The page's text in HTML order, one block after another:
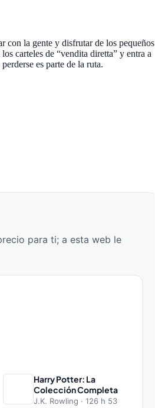
con la gente y disfrutar de los pequeños
carteles de “vendita diretta” y entra a
es parte de la ruta.
para ti; a esta web le
Harry Potter: La
Colección Completa
J.K. Rowling · 126 h 53